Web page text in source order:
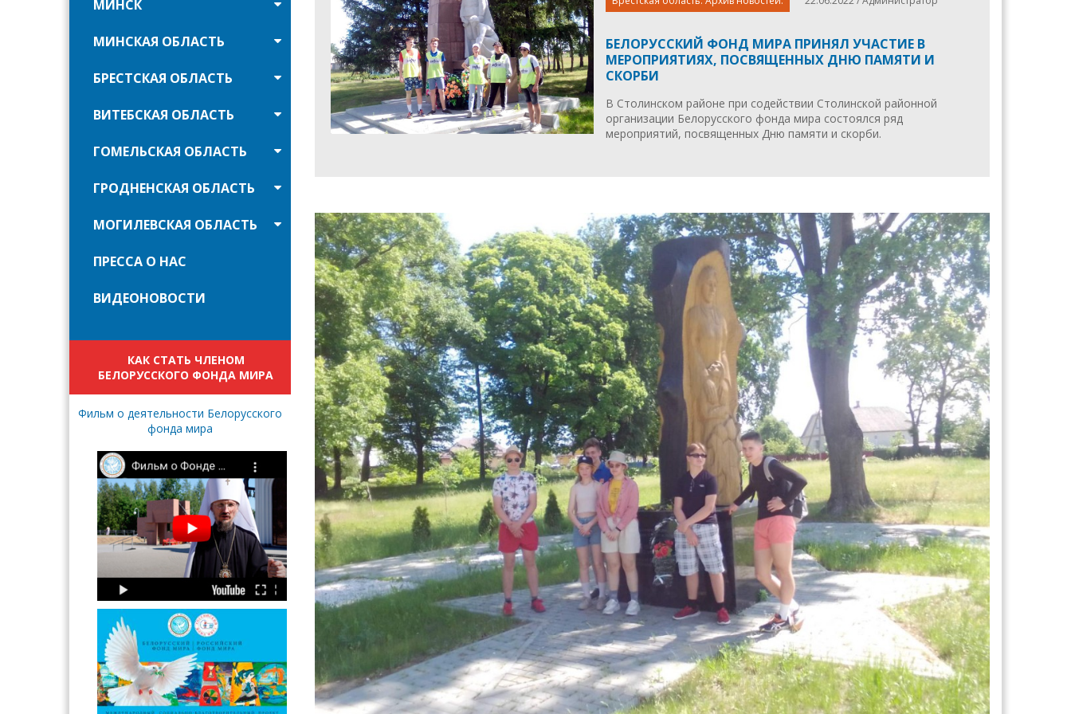
МИНСК
МИНСКАЯ ОБЛАСТЬ
БРЕСТСКАЯ ОБЛАСТЬ
ВИТЕБСКАЯ ОБЛАСТЬ
ГОМЕЛЬСКАЯ ОБЛАСТЬ
ГРОДНЕНСКАЯ ОБЛАСТЬ
МОГИЛЕВСКАЯ ОБЛАСТЬ
ПРЕССА О НАС
ВИДЕОНОВОСТИ
КАК СТАТЬ ЧЛЕНОМ
БЕЛОРУССКОГО ФОНДА МИРА
Фильм о деятельности Белорусского
фонда мира
БЕЛОРУССКИЙ ФОНД МИРА ПРИНЯЛ УЧАСТИЕ В
МЕРОПРИЯТИЯХ, ПОСВЯЩЕННЫХ ДНЮ ПАМЯТИ И
СКОРБИ
В Столинском районе при содействии Столинской районной
организации Белорусского фонда мира состоялся ряд
мероприятий, посвященных Дню памяти и скорби.